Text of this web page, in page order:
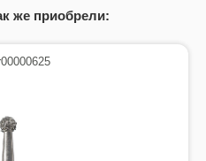
же приобрели: